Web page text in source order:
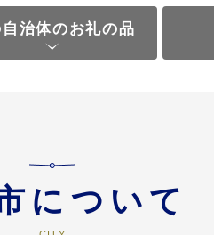
自治体のお礼の品
について